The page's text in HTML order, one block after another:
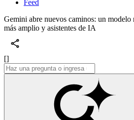
Feed
Gemini abre nuevos caminos: un
más amplio y asistentes de IA
[]